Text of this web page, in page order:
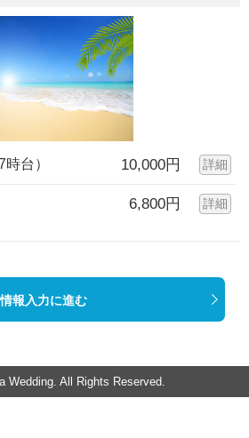
台） 10,000円 詳細
6,800円 詳細
情報入力に進む
Wedding. All Rights Reserved.